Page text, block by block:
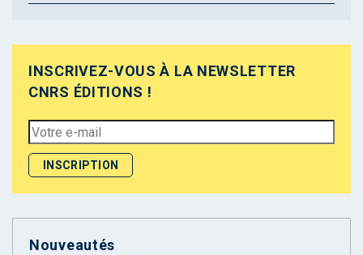
INSCRIVEZ-VOUS À LA NEWSLETTER
CNRS ÉDITIONS !
Nouveautés